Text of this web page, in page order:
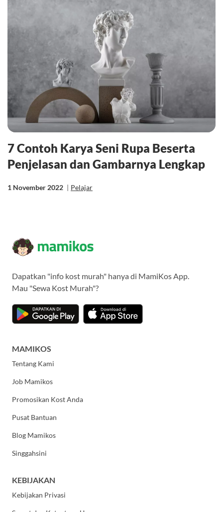
7 Contoh Karya Seni Rupa Beserta
Penjelasan dan Gambarnya Lengkap
1 November 2022 | Pelajar
Dapatkan "info kost murah" hanya di MamiKos App.
Mau "Sewa Kost Murah"?
MAMIKOS
Tentang Kami
Job Mamikos
Promosikan Kost Anda
Pusat Bantuan
Blog Mamikos
Singgahsini
KEBIJAKAN
Kebijakan Privasi